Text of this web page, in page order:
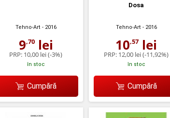
Tehno-Art - 2016
9,70lei
PRP: 10,00 lei(-3%)
în stoc
Cumpără
Dosa
Tehno-Art - 2016
10,57 lei
PRP: 12,00 lei(-11,92%)
în stoc
Cumpără